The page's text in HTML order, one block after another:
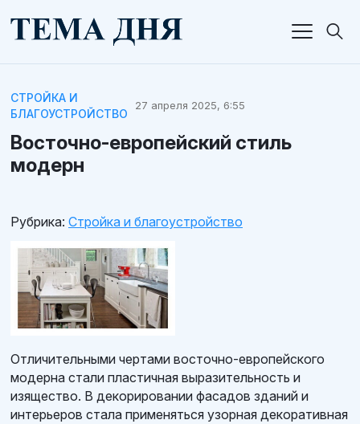
СТРОЙКА И
БЛАГОУСТРОЙСТВО
27 апреля 2025, 6:55
Восточно-европейский стиль
модерн
Рубрика: Стройка и благоустройство
Отличительными чертами восточно-европейского
модерна стали пластичная выразительность и
изящество. В декорировании фасадов зданий и
интерьеров стала применяться узорная декоративная